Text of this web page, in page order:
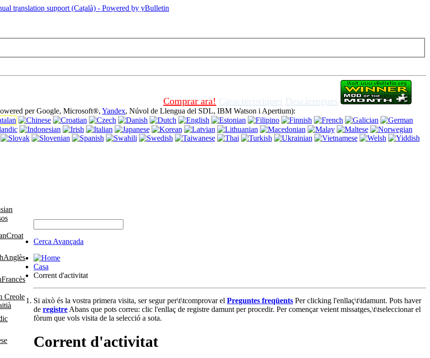
pàgina està utilitzant galetes (cookies). Utilitzant aquesta pàgina web sense apagar galetes dins navegador, significa que acordes per
Comprar ara! Característiques Descàrregues
per Google, Microsoft®, Yandex, Núvol de Llengua del SDL, IBM Watson i Apertium):
Croat
Anglès
Francès
Cerca Avançada
Casa
Corrent d'activitat
Si això és la vostra primera visita, ser segur per\t\tcomprovar el Preguntes freqüents Per clicking l'enllaç\t\tdamunt. Pots haver
de registre Abans que pots correu: clic l'enllaç de registre damunt per procedir. Per començar veient missatges,\t\tseleccionar el
fòrum que vols visita de la selecció a sota.
Corrent d'activitat